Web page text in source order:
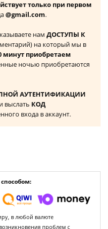
только при первом
@gmail.com.
нам ДОСТУПЫ К
на который мы в
минут приобретаем
ночью приобретаются
АУТЕНТИФИКАЦИИ
выслать КОД
входа в аккаунт.
в любой валюте
проблем с